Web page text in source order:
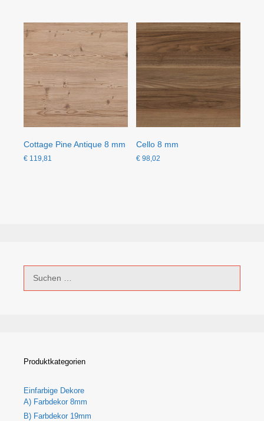
Cottage Pine Antique 8 mm
€ 119,81
Cello 8 mm
€ 98,02
nach:
Produktkategorien
Einfarbige Dekore
A) Farbdekor 8mm
B) Farbdekor 19mm